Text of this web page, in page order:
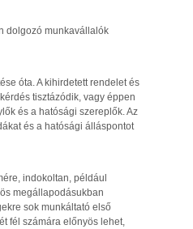
dolgozó munkavállalók
óta. A kihirdetett rendelet és
tisztázódik, vagy éppen
és a hatósági szereplők. Az
és a hatósági álláspontot
indokoltan, például
megállapodásukban
sok munkáltató első
fél számára előnyös lehet,